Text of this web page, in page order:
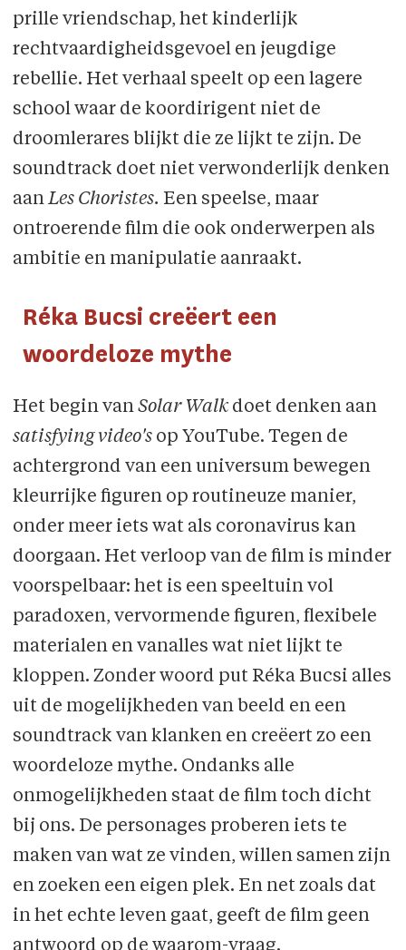
prille vriendschap, het kinderlijk
rechtvaardigheidsgevoel en jeugdige
rebellie. Het verhaal speelt op een lagere
school waar de koordirigent niet de
droomlerares blijkt die ze lijkt te zijn. De
soundtrack doet niet verwonderlijk denken
aanLes Choristes. Een speelse, maar
ontroerende film die ook onderwerpen als
ambitie en manipulatie aanraakt.
Réka Bucsi creëert een
woordeloze mythe
Het begin van Solar Walkdoet denken aan
satisfying video's op YouTube. Tegen de
achtergrond van een universum bewegen
kleurrijke figuren op routineuze manier,
onder meer iets wat als coronavirus kan
doorgaan. Het verloop van de film is minder
voorspelbaar: het is een speeltuin vol
paradoxen, vervormende figuren, flexibele
materialen en vanalles wat niet lijkt te
kloppen. Zonder woord put Réka Bucsi alles
uit de mogelijkheden van beeld en een
soundtrack van klanken en creëert zo een
woordeloze mythe. Ondanks alle
onmogelijkheden staat de film toch dicht
bij ons. De personages proberen iets te
maken van wat ze vinden, willen samen zijn
en zoeken een eigen plek. En net zoals dat
in het echte leven gaat, geeft de film geen
antwoord op de waarom-vraag.